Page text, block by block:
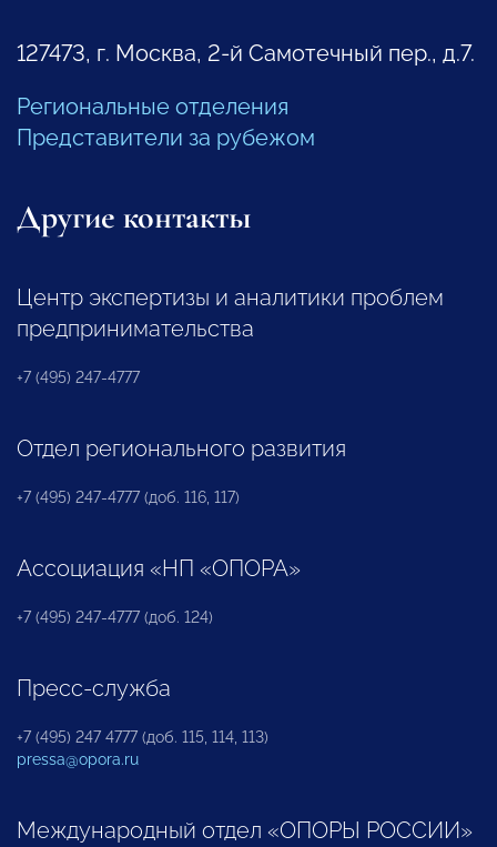
127473, г. Москва, 2-й Самотечный пер., д.7.
Региональные отделения
Представители за рубежом
Другие контакты
Центр экспертизы и аналитики проблем
предпринимательства
+7 (495) 247-4777
Отдел регионального развития
+7 (495) 247-4777 (доб. 116, 117)
Ассоциация «НП «ОПОРА»
+7 (495) 247-4777 (доб. 124)
Пресс-служба
+7 (495) 247 4777 (доб. 115, 114, 113)
pressa@opora.ru
Международный отдел «ОПОРЫ РОССИИ»